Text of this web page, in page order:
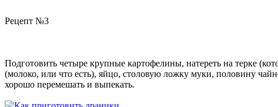
Рецепт №3
Подготовить четыре крупные картофелины, натереть на терке
(молоко, или что есть), яйцо, столовую ложку муки, половину
хорошо перемешать и выпекать.